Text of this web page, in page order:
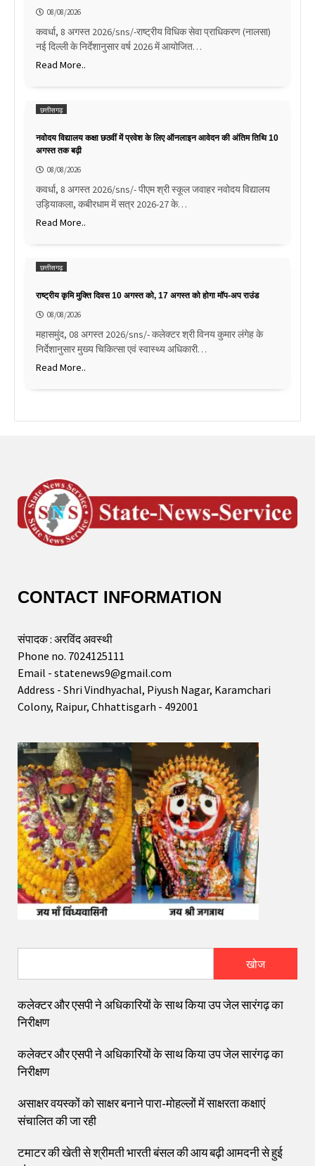
08/08/2026
कवर्धा, 8 अगस्त 2026/sns/-राष्ट्रीय विधिक सेवा प्राधिकरण (नालसा)
नई दिल्ली के निर्देशानुसार वर्ष 2026 में आयोजित…
Read More..
छत्तीसगढ़
नवोदय विद्यालय कक्षा छठवीं में प्रवेश के लिए ऑनलाइन आवेदन की अंतिम तिथि 10
अगस्त तक बढ़ी
08/08/2026
कवर्धा, 8 अगस्त 2026/sns/- पीएम श्री स्कूल जवाहर नवोदय विद्यालय
उड़ियाकला, कबीरधाम में सत्र 2026-27 के…
Read More..
छत्तीसगढ़
राष्ट्रीय कृमि मुक्ति दिवस 10 अगस्त को, 17 अगस्त को होगा मॉप-अप राउंड
08/08/2026
महासमुंद, 08 अगस्त 2026/sns/- कलेक्टर श्री विनय कुमार लंगेह के
निर्देशानुसार मुख्य चिकित्सा एवं स्वास्थ्य अधिकारी…
Read More..
CONTACT INFORMATION
संपादक : अरविंद अवस्थी
Phone no. 7024125111
Email - statenews9@gmail.com
Address - Shri Vindhyachal, Piyush Nagar, Karamchari
Colony, Raipur, Chhattisgarh - 492001
खोज
कलेक्टर और एसपी ने अधिकारियों के साथ किया उप जेल सारंगढ़ का
निरीक्षण
कलेक्टर और एसपी ने अधिकारियों के साथ किया उप जेल सारंगढ़ का
निरीक्षण
असाक्षर वयस्कों को साक्षर बनाने पारा-मोहल्लों में साक्षरता कक्षाएं
संचालित की जा रही
टमाटर की खेती से श्रीमती भारती बंसल की आय बढ़ी आमदनी से हुई